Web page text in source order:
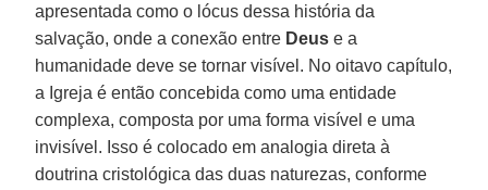
apresentada como o lócus dessa história da
salvação, onde a conexão entre Deus e a
humanidade deve se tornar visível. No oitavo capítulo,
a Igreja é então concebida como uma entidade
complexa, composta por uma forma visível e uma
invisível. Isso é colocado em analogia direta à
doutrina cristológica das duas naturezas, conforme